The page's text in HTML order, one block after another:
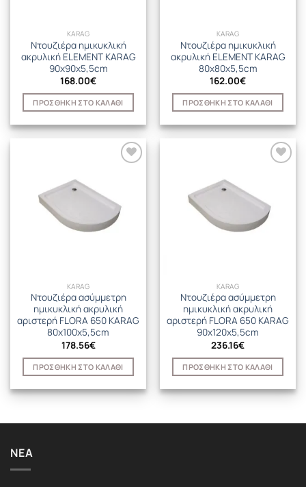
KARAG
Ντουζιέρα ημικυκλική
ακρυλική ELEMENT KARAG
90x90x5,5cm
168.00€
ΠΡΟΣΘΉΚΗ ΣΤΟ ΚΑΛΆΘΙ
KARAG
Ντουζιέρα ημικυκλική
ακρυλική ELEMENT KARAG
80x80x5,5cm
162.00€
ΠΡΟΣΘΉΚΗ ΣΤΟ ΚΑΛΆΘΙ
KARAG
Ντουζιέρα ασύμμετρη
ημικυκλική ακρυλική
αριστερή FLORA 650 KARAG
80x100x5,5cm
178.56€
ΠΡΟΣΘΉΚΗ ΣΤΟ ΚΑΛΆΘΙ
KARAG
Ντουζιέρα ασύμμετρη
ημικυκλική ακρυλική
αριστερή FLORA 650 KARAG
90x120x5,5cm
236.16€
ΠΡΟΣΘΉΚΗ ΣΤΟ ΚΑΛΆΘΙ
ΝΈΑ